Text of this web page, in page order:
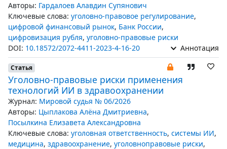
Авторы: Гардалоев Алавдин Супянович
Ключевые слова: уголовно-правовое регулирование,
цифровой финансовый рынок, Банк России,
цифровизация рубля, уголовно-правовые риски
DOI: 10.18572/2072-4411-2023-4-16-20 Аннотация
Статья
Уголовно-правовые риски применения
технологий ИИ в здравоохранении
Журнал: Мировой судья № 06/2026
Авторы: Цыплакова Алёна Дмитриевна,
Посылкина Елизавета Александровна
Ключевые слова: уголовная ответственность, системы ИИ,
медицина, здравоохранение, уголовноправовые риски,